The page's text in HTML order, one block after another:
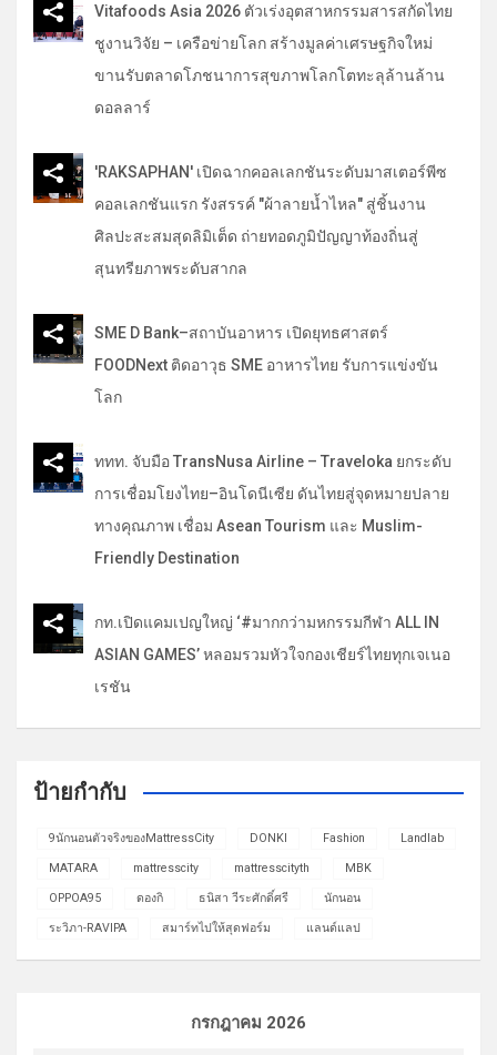
Vitafoods Asia 2026 ตัวเร่งอุตสาหกรรมสารสกัดไทย
ชูงานวิจัย – เครือข่ายโลก สร้างมูลค่าเศรษฐกิจใหม่
ขานรับตลาดโภชนาการสุขภาพโลกโตทะลุล้านล้าน
ดอลลาร์
'RAKSAPHAN' เปิดฉากคอลเลกชันระดับมาสเตอร์พีซ
คอลเลกชันแรก รังสรรค์ "ผ้าลายน้ำไหล" สู่ชิ้นงาน
ศิลปะสะสมสุดลิมิเต็ด ถ่ายทอดภูมิปัญญาท้องถิ่นสู่
สุนทรียภาพระดับสากล
SME D Bank–สถาบันอาหาร เปิดยุทธศาสตร์
FOODNext ติดอาวุธ SME อาหารไทย รับการแข่งขัน
โลก
ททท. จับมือ TransNusa Airline – Traveloka ยกระดับ
การเชื่อมโยงไทย–อินโดนีเซีย ดันไทยสู่จุดหมายปลาย
ทางคุณภาพ เชื่อม Asean Tourism และ Muslim-
Friendly Destination
กท.เปิดแคมเปญใหญ่ ‘#มากกว่ามหกรรมกีฬา ALL IN
ASIAN GAMES’ หลอมรวมหัวใจกองเชียร์ไทยทุกเจเนอ
เรชัน
ป้ายกำกับ
9นักนอนตัวจริงของMattressCity DONKI Fashion Landlab
MATARA mattresscity mattresscityth MBK
OPPOA95 ดองกิ ธนิสา วีระศักดิ์ศรี นักนอน
ระวิภา-RAVIPA สมาร์ทไปให้สุดฟอร์ม แลนด์แลป
กรกฎาคม 2026